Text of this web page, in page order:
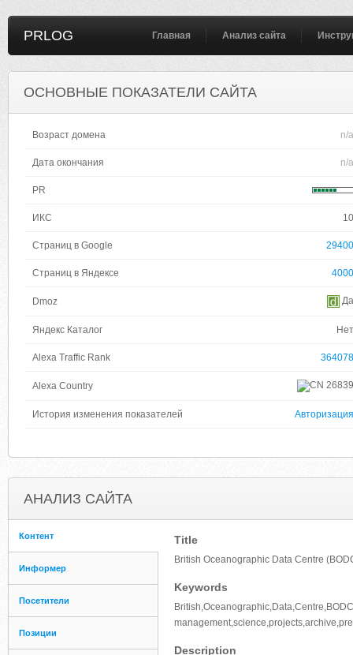
PRLOG Главная Анализ сайта
ОСНОВНЫЕ ПОКАЗАТЕЛИ САЙТА
Возраст домена n/a
Дата окончания n/a
PR
ИКС 10
Страниц в Google 29400
Страниц в Яндексе 4000
Dmoz Да
Яндекс Каталог Нет
Alexa Traffic Rank 364078
Alexa Country 26839
История изменения показателей Авторизация
АНАЛИЗ САЙТА
Контент
Информер
Посетители
Позиции
Title
British Oceanographic Data Centre
Keywords
Description